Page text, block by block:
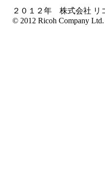
２０１２年 株式会社 リ
© 2012 Ricoh Company Ltd.